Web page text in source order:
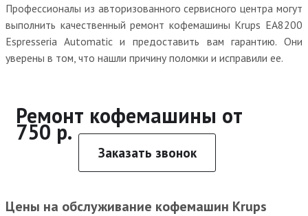
Профессионалы из авторизованного сервисного центра могут
выполнить качественный ремонт кофемашины Krups EA8200
Espresseria Automatic и предоставить вам гарантию. Они
уверены в том, что нашли причину поломки и исправили ее.
Ремонт кофемашины от
750 р.
Заказать звонок
Цены на обслуживание кофемашин Krups